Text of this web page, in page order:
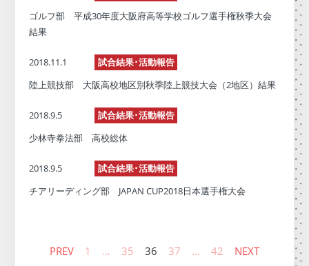
ゴルフ部 平成30年度大阪府高等学校ゴルフ選手権秋季大会
結果
2018.11.1
試合結果･活動報告
陸上競技部 大阪高校地区別秋季陸上競技大会（2地区）結果
2018.9.5
試合結果･活動報告
少林寺拳法部 高校総体
2018.9.5
試合結果･活動報告
チアリーディング部 JAPAN CUP2018日本選手権大会
PREV 1 … 35 36 37 … 42 NEXT